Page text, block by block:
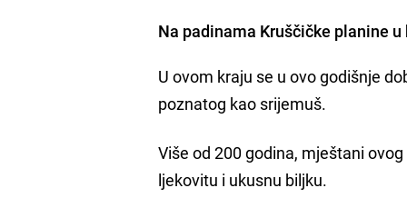
Na padinama Kruščičke planine
U ovom kraju se u ovo godišnje
poznatog kao srijemuš.
Više od 200 godina, mještani
ljekovitu i ukusnu biljku.